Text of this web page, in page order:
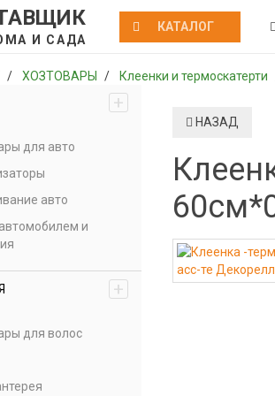
И САДА
КАТАЛОГ
ХОЗТОВАРЫ Клеенки и термоскатерти
+
для авто
авто
и
+
для волос
НАЗАД